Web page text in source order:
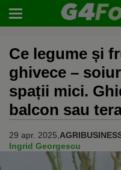
Ce legume și
ghivece –
spații mici.
balcon sau
29 apr. 2025,
Ingrid Georgescu